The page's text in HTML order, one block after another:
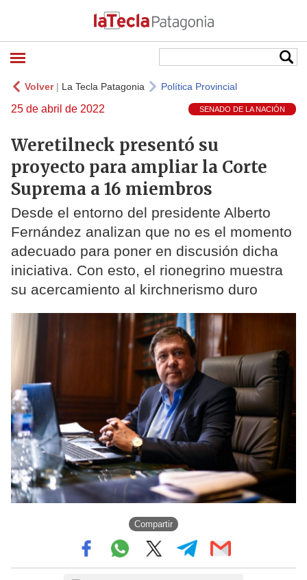
Volver| La Tecla Patagonia Política Provincial
25 de abril de 2022 SENADO DE LA NACIÓN
Weretilneck presentó su
proyecto para ampliar la Corte
Suprema a 16 miembros
Desde el entorno del presidente Alberto
Fernández analizan que no es el momento
adecuado para poner en discusión dicha
iniciativa. Con esto, el rionegrino muestra
su acercamiento al kirchnerismo duro
Compartir